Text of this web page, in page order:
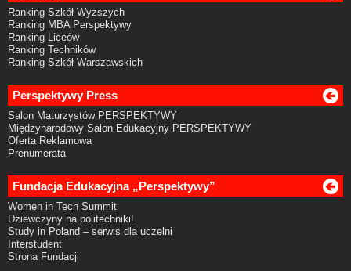
Ranking Szkół Wyższych
Ranking MBA Perspektywy
Ranking Liceów
Ranking Techników
Ranking Szkół Warszawskich
Perspektywy Press
Salon Maturzystów PERSPEKTYWY
Międzynarodowy Salon Edukacyjny PERSPEKTYWY
Oferta Reklamowa
Prenumerata
Fundacja Edukacyjna „Perspektywy”
Women in Tech Summit
Dziewczyny na politechniki!
Study in Poland – serwis dla uczelni
Interstudent
Strona Fundacji